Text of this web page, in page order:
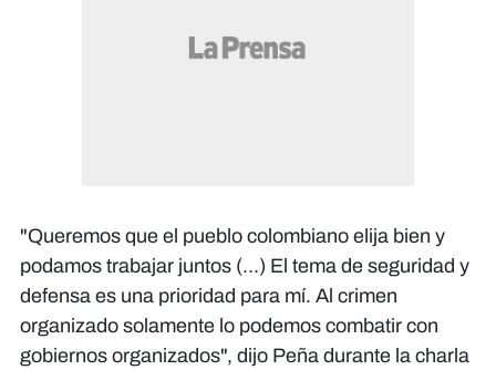
"Queremos que el pueblo colombiano elija bien y
podamos trabajar juntos (...) El tema de seguridad y
defensa es una prioridad para mí. Al crimen
organizado solamente lo podemos combatir con
gobiernos organizados", dijo Peña durante la charla